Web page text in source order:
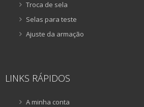
Troca de sela
Selas para teste
Ajuste da armação
LINKS RÁPIDOS
A minha conta